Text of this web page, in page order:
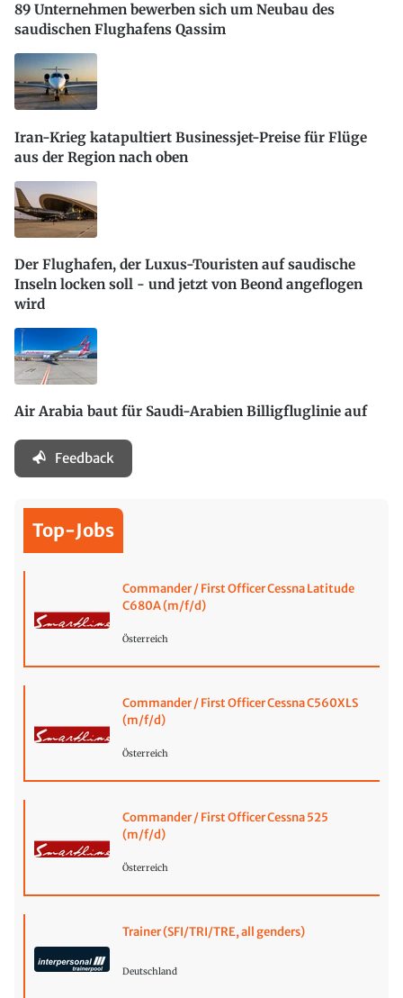
89 Unternehmen bewerben sich um Neubau des
saudischen Flughafens Qassim
Iran-Krieg katapultiert Businessjet-Preise für Flüge
aus der Region nach oben
Der Flughafen, der Luxus-Touristen auf saudische
Inseln locken soll - und jetzt von Beond angeflogen
wird
Air Arabia baut für Saudi-Arabien Billigfluglinie auf
Feedback
Top-Jobs
Commander / First Officer Cessna Latitude
C680A (m/f/d)
Österreich
Commander / First Officer Cessna C560XLS
(m/f/d)
Österreich
Commander / First Officer Cessna 525
(m/f/d)
Österreich
Trainer (SFI/TRI/TRE, all genders)
Deutschland